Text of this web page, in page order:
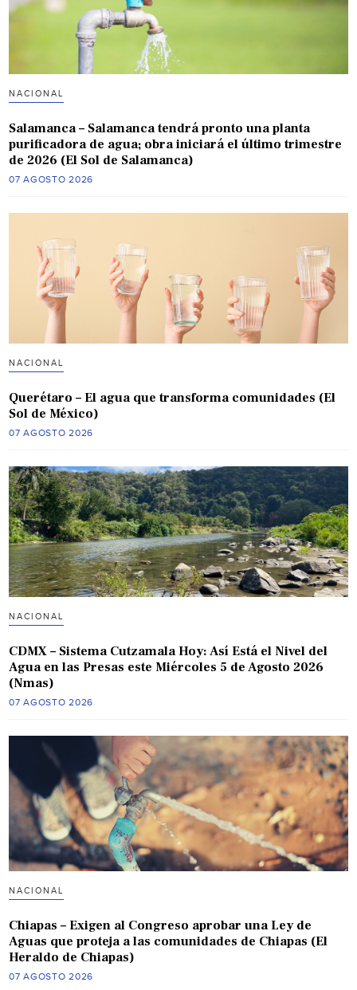
NACIONAL
Salamanca – Salamanca tendrá pronto una planta
purificadora de agua; obra iniciará el último trimestre
de 2026 (El Sol de Salamanca)
07 AGOSTO 2026
NACIONAL
Querétaro – El agua que transforma comunidades (El
Sol de México)
07 AGOSTO 2026
NACIONAL
CDMX – Sistema Cutzamala Hoy: Así Está el Nivel del
Agua en las Presas este Miércoles 5 de Agosto 2026
(Nmas)
07 AGOSTO 2026
NACIONAL
Chiapas – Exigen al Congreso aprobar una Ley de
Aguas que proteja a las comunidades de Chiapas (El
Heraldo de Chiapas)
07 AGOSTO 2026